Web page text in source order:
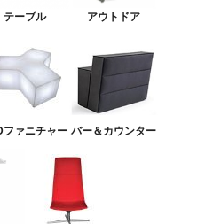
テーブル アウトドア
ファニチャー バー＆カウンター